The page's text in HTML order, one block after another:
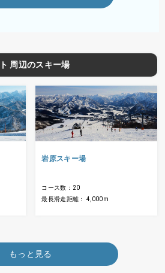
周辺のスキー場
岩原スキー場
コース数：20
最長滑走距離： 4,000m
もっと見る